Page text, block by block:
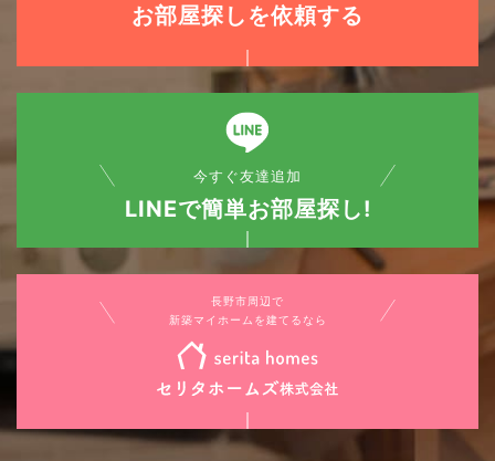
お部屋探しを依頼する
今すぐ友達追加
LINEで簡単お部屋探し!
長野市周辺で
新築マイホームを建てるなら